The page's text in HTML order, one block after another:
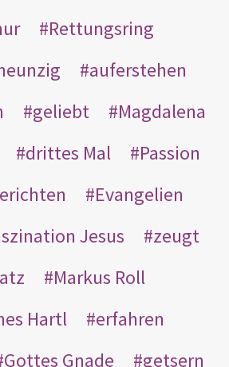
Rettungsring
auferstehen
geliebt
Magdalena
drittes Mal
Passion
Evangelien
Jesus
zeugt
Markus Roll
Hartl
erfahren
Gottes Gnade
getsern